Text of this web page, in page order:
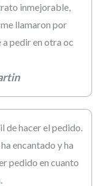
inmejorable,
llamaron por
pedir en otra oc
de hacer el pedido.
encantado y ha
pedido en cuanto